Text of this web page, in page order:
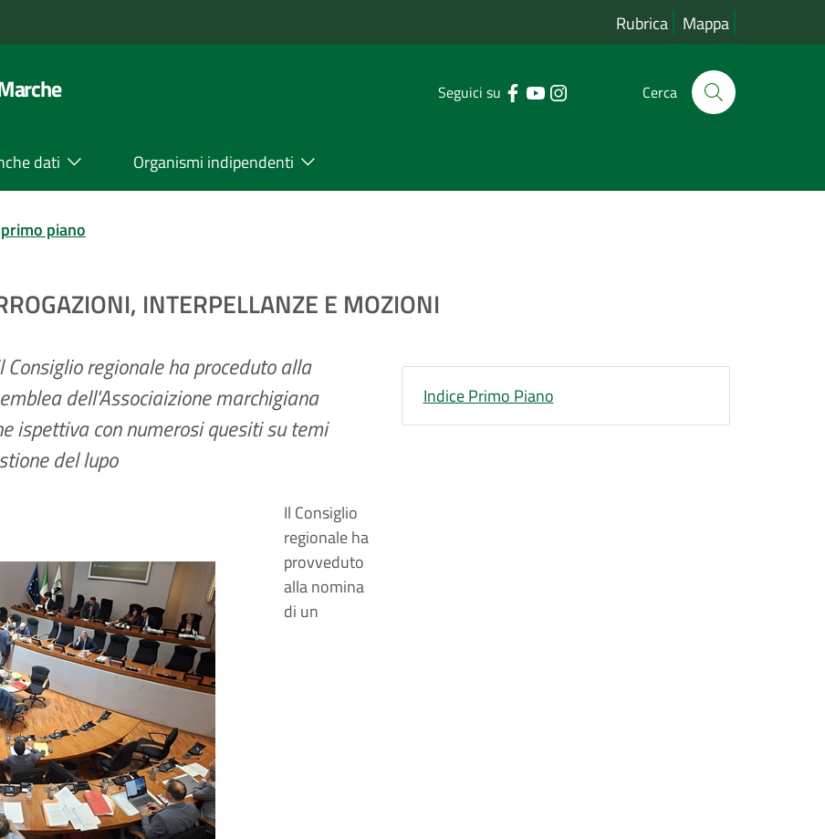
Rubrica Mappa
Seguici su Cerca
dati Organismi indipendenti
primo piano
INTERPELLANZE E MOZIONI
regionale ha proceduto alla
dell'Associaizione marchigiana
ispettiva con numerosi quesiti su temi
del lupo
Il Consiglio
regionale ha
provveduto
alla nomina
di un
Indice Primo Piano